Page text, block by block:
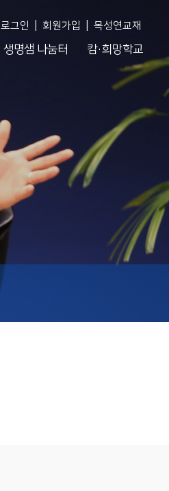
생명샘 나눔터 캄·희망학교
로그인 회원가입 목성연교재